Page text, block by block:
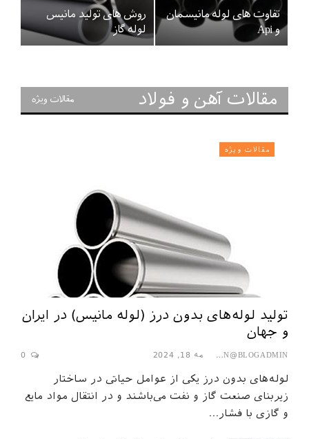
تفاوت های لوله مانیسمان
و Api
روش های تولید مانیس
لوله گاز
مقالات آهن و فولاد مقالات ویژه
مقالات ویژه
تولید لوله‌های بدون درز (لوله مانیس) در ایران
و جهان
SEPAHAN@BLOGADMIN مه 18, 2024
لوله‌های بدون درز یکی از عوامل حیاتی در ساختار
زیربنای صنعت گاز و نفت می‌باشند و در انتقال مواد مایع
و گازی با فشار…